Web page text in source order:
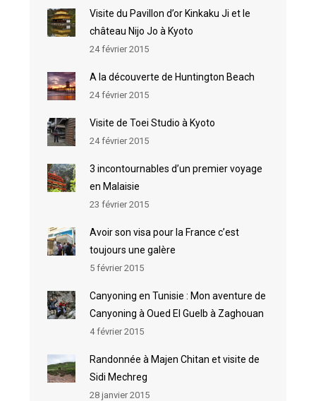
Visite du Pavillon d’or Kinkaku Ji et le
château Nijo Jo à Kyoto
24 février 2015
A la découverte de Huntington Beach
24 février 2015
Visite de Toei Studio à Kyoto
24 février 2015
3 incontournables d’un premier voyage
en Malaisie
23 février 2015
Avoir son visa pour la France c’est
toujours une galère
5 février 2015
Canyoning en Tunisie : Mon aventure de
Canyoning à Oued El Guelb à Zaghouan
4 février 2015
Randonnée à Majen Chitan et visite de
Sidi Mechreg
28 janvier 2015